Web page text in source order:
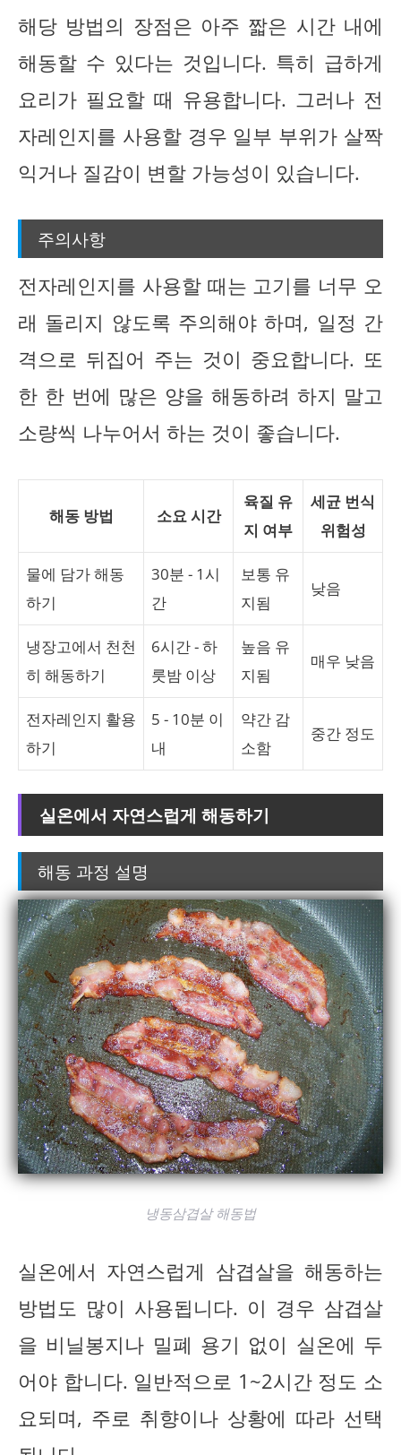
해당 방법의 장점은 아주 짧은 시간 내에
해동할 수 있다는 것입니다. 특히 급하게
요리가 필요할 때 유용합니다. 그러나 전
자레인지를 사용할 경우 일부 부위가 살짝
익거나 질감이 변할 가능성이 있습니다.
주의사항
전자레인지를 사용할 때는 고기를 너무 오
래 돌리지 않도록 주의해야 하며, 일정 간
격으로 뒤집어 주는 것이 중요합니다. 또
한 한 번에 많은 양을 해동하려 하지 말고
소량씩 나누어서 하는 것이 좋습니다.
해동 방법 소요 시간
육질 유
지 여부
세균 번식
위험성
물에 담가 해동
하기
30분 - 1시
간
보통 유
지됨
낮음
냉장고에서 천천
히 해동하기
6시간 - 하
룻밤 이상
높음 유
지됨
매우 낮음
전자레인지 활용
하기
5 - 10분 이
내
약간 감
소함
중간 정도
실온에서 자연스럽게 해동하기
해동 과정 설명
냉동삼겹살 해동법
실온에서 자연스럽게 삼겹살을 해동하는
방법도 많이 사용됩니다. 이 경우 삼겹살
을 비닐봉지나 밀폐 용기 없이 실온에 두
어야 합니다. 일반적으로 1~2시간 정도 소
요되며, 주로 취향이나 상황에 따라 선택